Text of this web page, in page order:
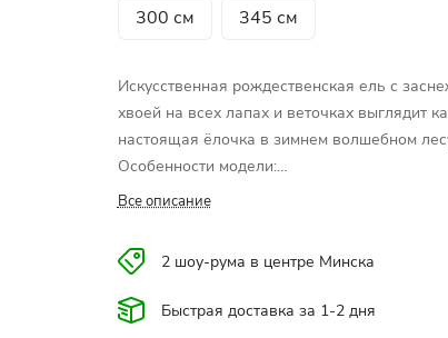
300 см 345 см
Искусственная рождественская ель с
хвоей на всех лапах и веточках выглядит
настоящая ёлочка в зимнем волшебном
Особенности модели:
✓ стройный по всей длине силуэт,
✓ натуральный вид веточек и иголочек с
сохранением густоты хвои благодаря
мягкого ПВХ и качественного полиэтилена;
✓ эффект "заснеженности" лап за счет
Все описание
2 шоу-рума в центре Минска
Быстрая доставка за 1-2 дня